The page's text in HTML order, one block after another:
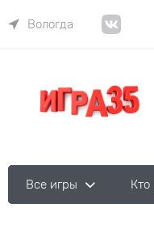
Вологда
Все игры Кто